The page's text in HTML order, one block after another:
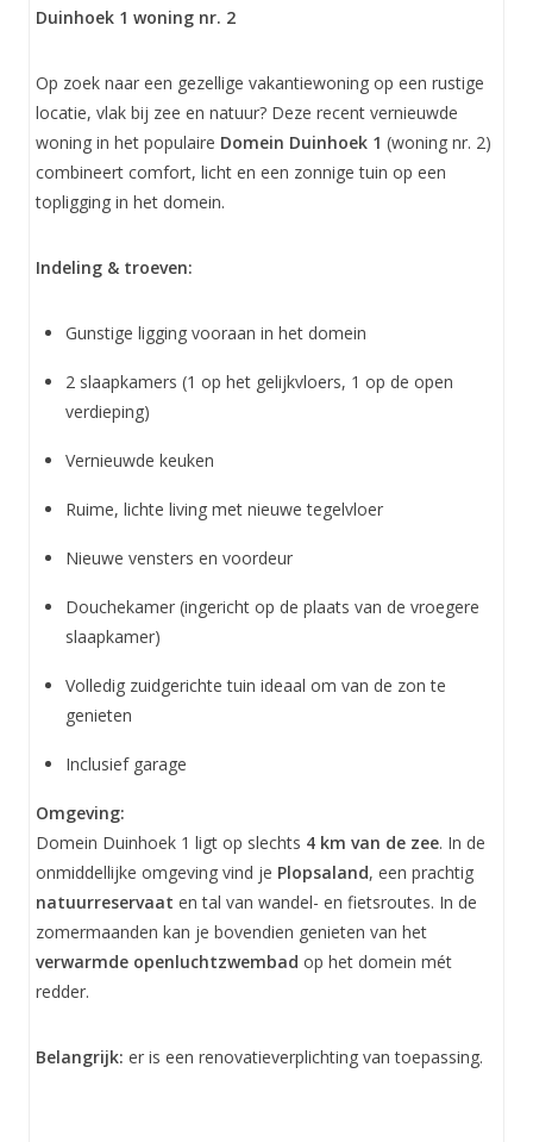
Duinhoek 1 woning nr. 2
Op zoek naar een gezellige vakantiewoning op een rustige
locatie, vlak bij zee en natuur? Deze recent vernieuwde
woning in het populaire Domein Duinhoek 1 (woning nr. 2)
combineert comfort, licht en een zonnige tuin op een
topligging in het domein.
Indeling & troeven:
Gunstige ligging vooraan in het domein
2 slaapkamers (1 op het gelijkvloers, 1 op de open
verdieping)
Vernieuwde keuken
Ruime, lichte living met nieuwe tegelvloer
Nieuwe vensters en voordeur
Douchekamer (ingericht op de plaats van de vroegere
slaapkamer)
Volledig zuidgerichte tuin ideaal om van de zon te
genieten
Inclusief garage
Omgeving:
Domein Duinhoek 1 ligt op slechts 4 km van de zee. In de
onmiddellijke omgeving vind je Plopsaland, een prachtig
natuurreservaat en tal van wandel- en fietsroutes. In de
zomermaanden kan je bovendien genieten van het
verwarmde openluchtzwembad op het domein mét
redder.
Belangrijk: er is een renovatieverplichting van toepassing.